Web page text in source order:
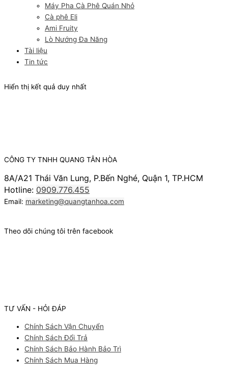
Máy Pha Cà Phê Quán Nhỏ
Cà phê Eli
Ami Fruity
Lò Nướng Đa Năng
Tài liệu
Tin tức
Hiển thị kết quả duy nhất
CÔNG TY TNHH QUANG TÂN HÒA
8A/A21 Thái Văn Lung, P.Bến Nghé, Quận 1, TP.HCM
Hotline: 0909.776.455
Email: marketing@quangtanhoa.com
Theo dõi chúng tôi trên facebook
TƯ VẤN - HỎI ĐÁP
Chính Sách Vận Chuyển
Chính Sách Đổi Trả
Chính Sách Bảo Hành Bảo Trì
Chính Sách Mua Hàng